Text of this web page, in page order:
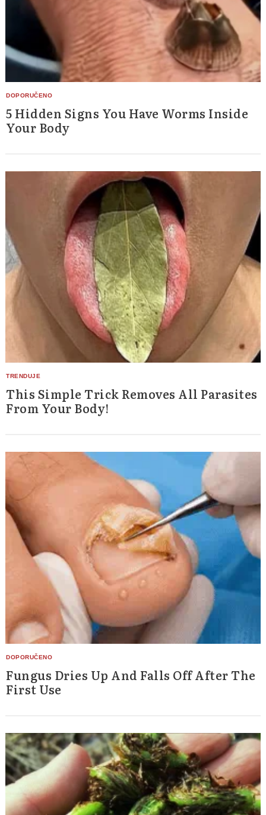
5 Hidden Signs You Have Worms Inside
Your Body
This Simple Trick Removes All Parasites
From Your Body!
Fungus Dries Up And Falls Off After The
First Use